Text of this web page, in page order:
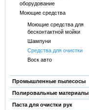
оборудование
Моющие средства
Моющие средства для
бесконтактной мойки
Шампуни
Средства для очистки
Воск авто
Промышленные пылесосы
Полировальные материалы
Паста для очистки рук